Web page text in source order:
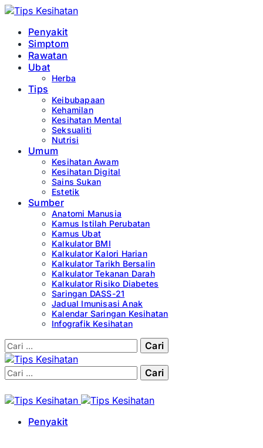
Penyakit
Simptom
Rawatan
Ubat
Herba
Tips
Keibubapaan
Kehamilan
Kesihatan Mental
Seksualiti
Nutrisi
Umum
Kesihatan Awam
Kesihatan Digital
Sains Sukan
Estetik
Sumber
Anatomi Manusia
Kamus Istilah Perubatan
Kamus Ubat
Kalkulator BMI
Kalkulator Kalori Harian
Kalkulator Tarikh Bersalin
Kalkulator Tekanan Darah
Kalkulator Risiko Diabetes
Saringan DASS-21
Jadual Imunisasi Anak
Kalendar Saringan Kesihatan
Infografik Kesihatan
Cari:
Cari:
Penyakit